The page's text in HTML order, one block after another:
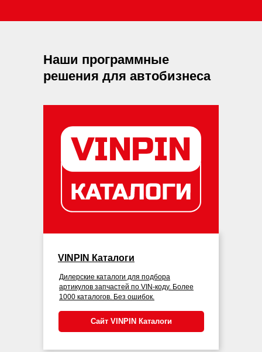
Наши программные
решения для автобизнеса
VINPIN Каталоги
Дилерские каталоги для подбора
артикулов запчастей по VIN-коду. Более
1000 каталогов. Без ошибок.
Сайт VINPIN Каталоги